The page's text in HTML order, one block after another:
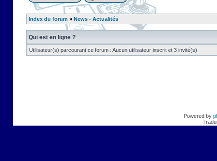
Index du forum » News - Actualités
Qui est en ligne ?
Utilisateur(s) parcourant ce forum : Aucun utilisateur inscrit et 3 invité(s)
Powered by